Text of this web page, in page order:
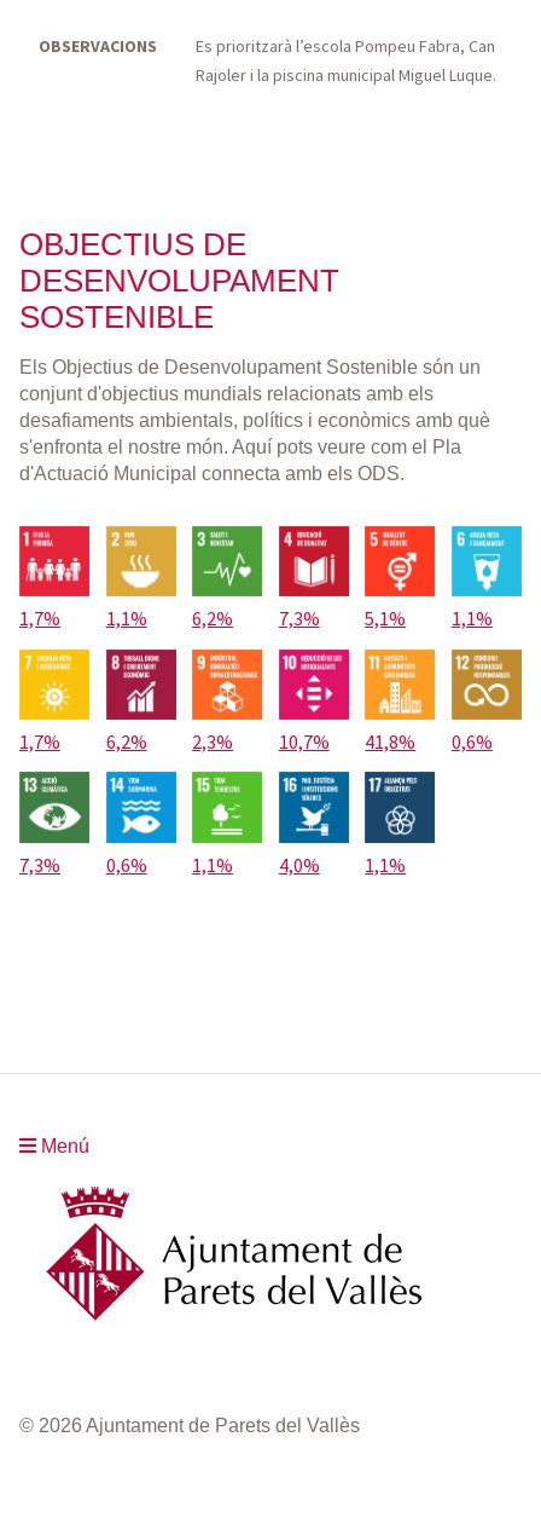
OBSERVACIONS
Es prioritzarà l’escola Pompeu Fabra, Can
Rajoler i la piscina municipal Miguel Luque.
OBJECTIUS DE
DESENVOLUPAMENT
SOSTENIBLE
Els Objectius de Desenvolupament Sostenible són un
conjunt d'objectius mundials relacionats amb els
desafiaments ambientals, polítics i econòmics amb què
s'enfronta el nostre món. Aquí pots veure com el Pla
d'Actuació Municipal connecta amb els ODS.
1,7% 1,1% 6,2% 7,3% 5,1% 1,1%
1,7% 6,2% 2,3% 10,7% 41,8% 0,6%
7,3% 0,6% 1,1% 4,0% 1,1%
Menú
© 2026 Ajuntament de Parets del Vallès